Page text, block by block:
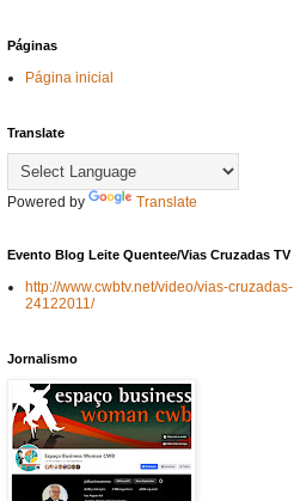
Páginas
Página inicial
Translate
Powered by Translate
Evento Blog Leite Quentee/Vias Cruzadas TV
http://www.cwbtv.net/video/vias-cruzadas-
24122011/
Jornalismo